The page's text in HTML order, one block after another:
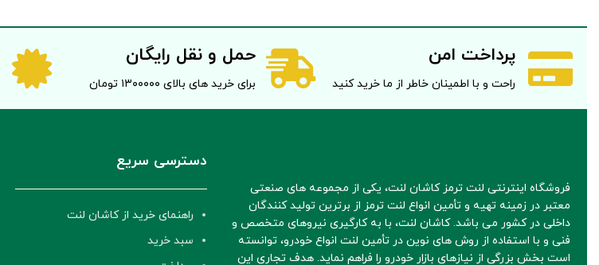
پرداخت امن
راحت و با اطمینان خاطر از ما خرید کنید
حمل و نقل رایگان
برای خرید های بالای ۱۳۰۰۰۰۰ تومان
فروشگاه اینترنتی لنت ترمز کاشان لنت، یکی از مجموعه های صنعتی
معتبر در زمینه تهیه و تأمین انواع لنت ترمز از برترین تولید کنندگان
داخلی در کشور می باشد. کاشان لنت، با به کارگیری نیروهای متخصص و
فنی و با استفاده از روش های نوین در تأمین لنت انواع خودرو، توانسته
است بخش بزرگی از نیازهای بازار خودرو را فراهم نماید. هدف تجاری این
دسترسی سریع
راهنمای خرید از کاشان لنت
سبد خرید